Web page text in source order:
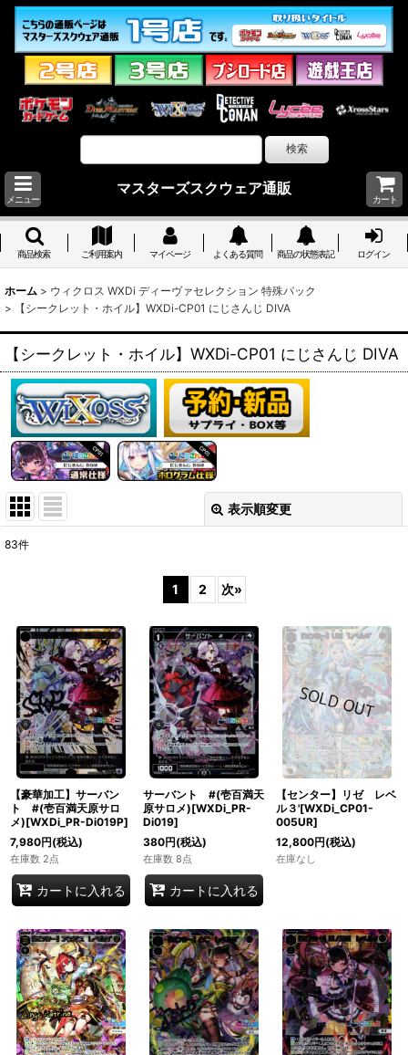
メニュー
マスターズスクウェア通販
カート
商品検索 ご利用案内 マイページ よくある質問 商品の状態表記 ログイン
ホーム > ウィクロス WXDi ディーヴァセレクション 特殊パック
>
【シークレット・ホイル】WXDi-CP01 にじさんじ DIVA
【シークレット・ホイル】WXDi-CP01 にじさんじ DIVA
表示順変更
並び順:
絞り込む
83件
1 2 次»
【豪華加工】サーバン
ト #(壱百満天原サロ
メ)[WXDi_PR-Di019P]
7,980円(税込)
在庫数 2点
カートに入れる
サーバント #(壱百満天
原サロメ)[WXDi_PR-
Di019]
380円(税込)
在庫数 8点
カートに入れる
【センター】リゼ レベ
ル３'[WXDi_CP01-
005UR]
12,800円(税込)
在庫なし